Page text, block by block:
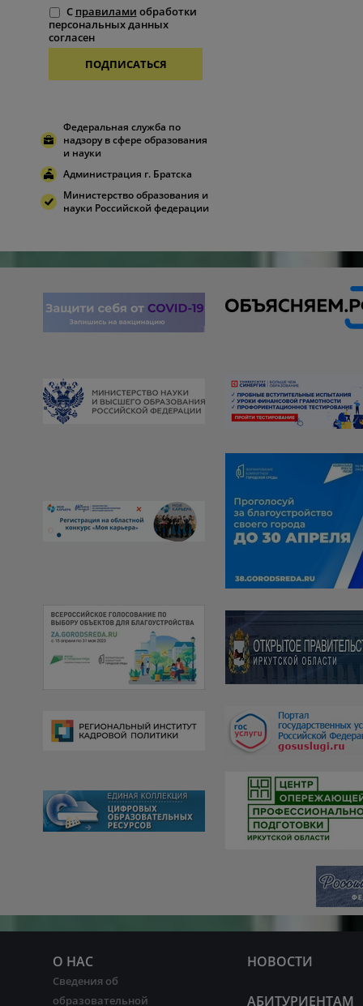
С правилами обработки
персональных данных
согласен
ПОДПИСАТЬСЯ
Федеральная служба по
надзору в сфере образования
и науки
Администрация г. Братска
Министерство образования и
науки Российской федерации
О НАС
Сведения об
образовательной
НОВОСТИ
АБИТУРИЕНТАМ